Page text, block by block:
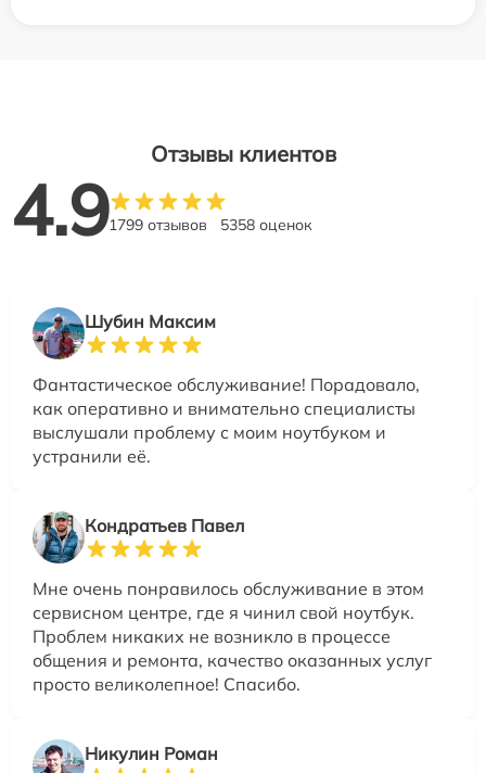
Отзывы клиентов
4.91799 отзывов 5358 оценок
Шубин Максим
Фантастическое обслуживание! Порадовало,
как оперативно и внимательно специалисты
выслушали проблему с моим ноутбуком и
устранили её.
Кондратьев Павел
Мне очень понравилось обслуживание в этом
сервисном центре, где я чинил свой ноутбук.
Проблем никаких не возникло в процессе
общения и ремонта, качество оказанных услуг
просто великолепное! Спасибо.
Никулин Роман